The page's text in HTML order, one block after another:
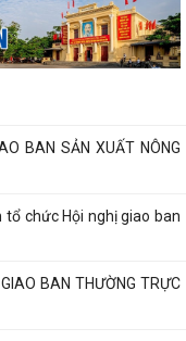
NƠI THÀNH LẬP CHI BỘ
BẢO.
nghĩa" năm 2026
BAN SẢN XUẤT NÔNG
chức Hội nghị giao ban
BAN THƯỜNG TRỰC